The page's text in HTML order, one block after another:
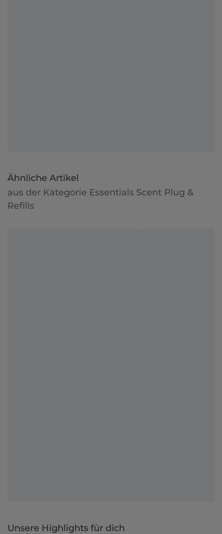
Ähnliche Artikel
aus der Kategorie Essentials Scent Plug &
Refills
Unsere Highlights für dich